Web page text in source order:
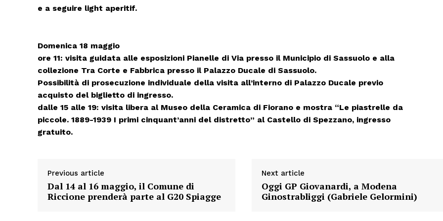
e a seguire light aperitif.
Domenica 18 maggio
ore 11: visita guidata alle esposizioni Pianelle di Via presso il Municipio di Sassuolo e alla
collezione Tra Corte e Fabbrica presso il Palazzo Ducale di Sassuolo.
Possibilità di prosecuzione individuale della visita all’interno di Palazzo Ducale previo
acquisto del biglietto di ingresso.
dalle 15 alle 19: visita libera al Museo della Ceramica di Fiorano e mostra “Le piastrelle da
piccole. 1889-1939 I primi cinquant’anni del distretto” al Castello di Spezzano, ingresso
gratuito.
Previous article
Dal 14 al 16 maggio, il Comune di
Riccione prenderà parte al G20 Spiagge
Next article
Oggi GP Giovanardi, a Modena
Ginostrabliggi (Gabriele Gelormini)